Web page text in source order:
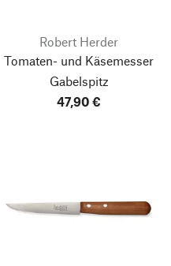
Robert Herder
Tomaten- und Käsemesser
Gabelspitz
47,90 €